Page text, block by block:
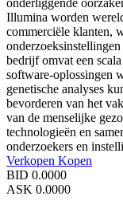
Illumina worden
commerciële klanten,
bedrijf omvat een
software-oplossingen
genetische analyses
bevorderen van het
van de menselijke
technologieën en
onderzoekers en
Verkopen Kopen
BID 0.0000
ASK 0.0000